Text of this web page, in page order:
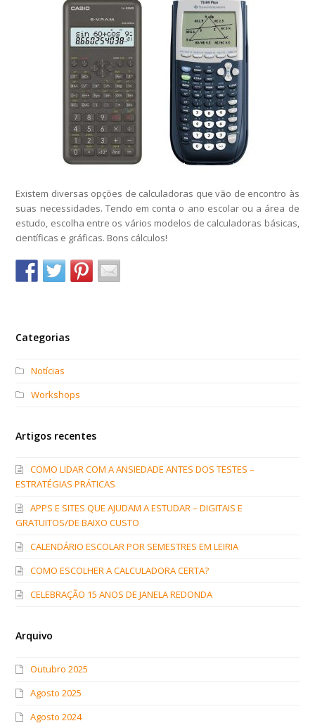
Existem diversas opções de calculadoras que vão de encontro às
suas necessidades. Tendo em conta o ano escolar ou a área de
estudo, escolha entre os vários modelos de calculadoras básicas,
científicas e gráficas. Bons cálculos!
Categorias
Notícias
Workshops
Artigos recentes
COMO LIDAR COM A ANSIEDADE ANTES DOS TESTES –
ESTRATÉGIAS PRÁTICAS
APPS E SITES QUE AJUDAM A ESTUDAR – DIGITAIS E
GRATUITOS/DE BAIXO CUSTO
CALENDÁRIO ESCOLAR POR SEMESTRES EM LEIRIA
COMO ESCOLHER A CALCULADORA CERTA?
CELEBRAÇÃO 15 ANOS DE JANELA REDONDA
Arquivo
Outubro 2025
Agosto 2025
Agosto 2024